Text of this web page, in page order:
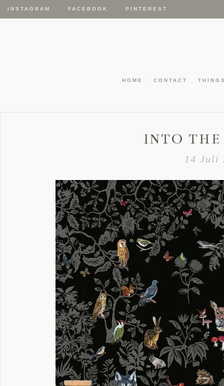
INSTAGRAM FACEBOOK PINTEREST
HOME CONTACT
INTO
14 Juli